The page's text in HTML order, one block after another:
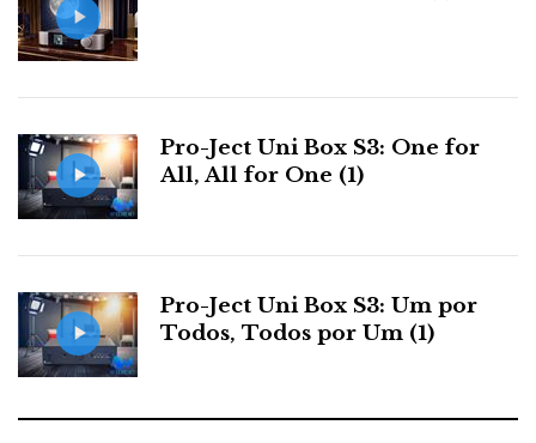
Pro-Ject Uni Box S3: One for
All, All for One (1)
Pro-Ject Uni Box S3: Um por
Todos, Todos por Um (1)